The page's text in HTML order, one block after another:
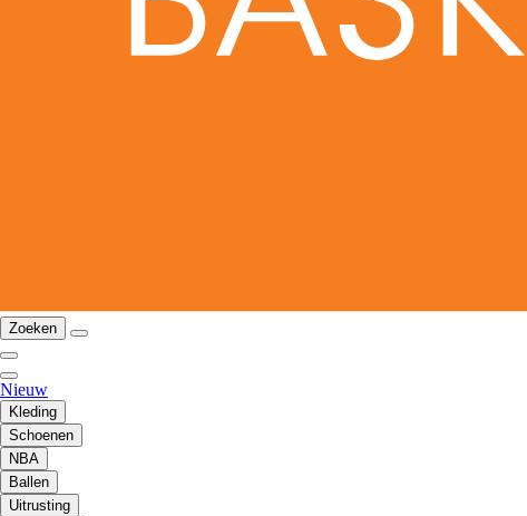
Zoeken
Nieuw
Kleding
Schoenen
NBA
Ballen
Uitrusting